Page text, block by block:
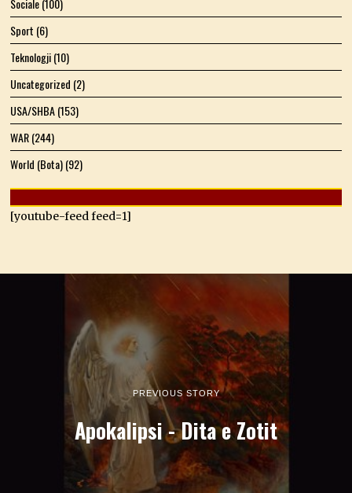
Sport (6)
Teknologji(10)
Uncategorized (2)
USA/SHBA(153)
WAR(244)
World (Bota)(92)
[youtube-feed feed=1]
PREVIOUS STORY
Apokalipsi - Dita e Zotit